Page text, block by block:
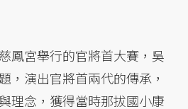
鳳宮舉行的官將首大賽，吳
，演出官將首兩代的傳承，
理念，獲得當時那拔國小康